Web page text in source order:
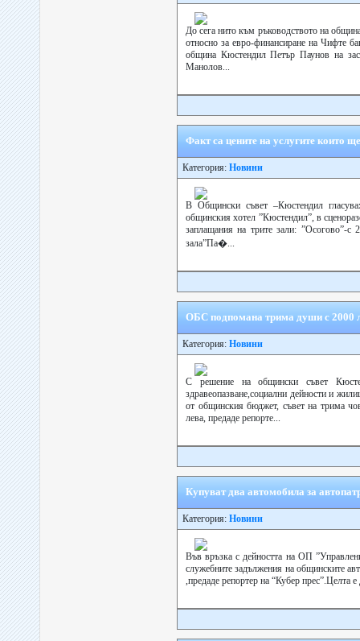
До сега нито към ръководството на
относно за евро-финансиране на Чифте
община Кюстендил Петър Паунов на
Манолов...
Факт са цените на услугите които
Категория: Новини
В Общински съвет –Кюстендил
общинския хотел ”Кюстендил”, в
заплащания на трите зали: ”Осогово”-с
зала”Па�...
ОБС подпомана трима души с 2000
Категория: Новини
С решение на общински съвет
здравеопазване,социални дейности и
от общинския бюджет, съвет на трима
лева, предаде репорте...
Купуват два автомобила за
Категория: Новини
Във връзка с дейността на ОП
служебните задължения на общинските
,предаде репортер на “Кубер прес”.Целта